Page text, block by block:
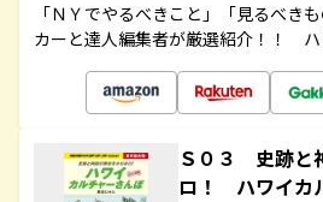
「ＮＹでやるべきこと」「見るべき
カーと達人編集者が厳選紹介！！ ハ
Ｓ０３ 史跡と
ロ！ ハワイカ